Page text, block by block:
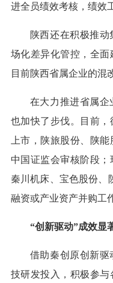
进全员绩效考核，绩效
陕西还在积极推
场化差异化管控，全面
目前陕西省属企业的混
在大力推进省属企
也加快了步伐。目前
上市，陕旅股份、陕
中国证监会审核阶段；
秦川机床、宝色股份、
融资或产业资产并购工
“创新驱动”成效显
借助秦创原创新驱
技研发投入，积极参